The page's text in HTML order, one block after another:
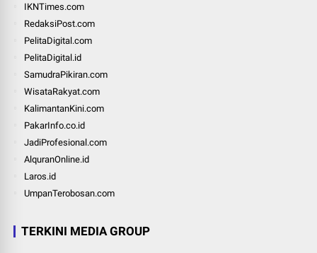
IKNTimes.com
RedaksiPost.com
PelitaDigital.com
PelitaDigital.id
SamudraPikiran.com
WisataRakyat.com
KalimantanKini.com
PakarInfo.co.id
JadiProfesional.com
AlquranOnline.id
Laros.id
UmpanTerobosan.com
TERKINI MEDIA GROUP